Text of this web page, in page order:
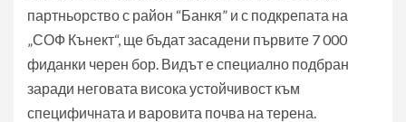
партньорство с район “Банкя” и с подкрепата на
„СОФ Кънект“, ще бъдат засадени първите 7 000
фиданки черен бор. Видът е специално подбран
заради неговата висока устойчивост към
специфичната и варовита почва на терена.